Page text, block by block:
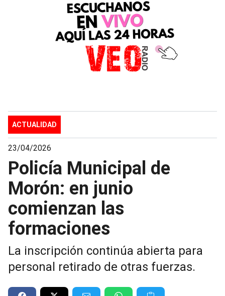
ACTUALIDAD
23/04/2026
Policía Municipal de
Morón: en junio
comienzan las
formaciones
La inscripción continúa abierta para
personal retirado de otras fuerzas.